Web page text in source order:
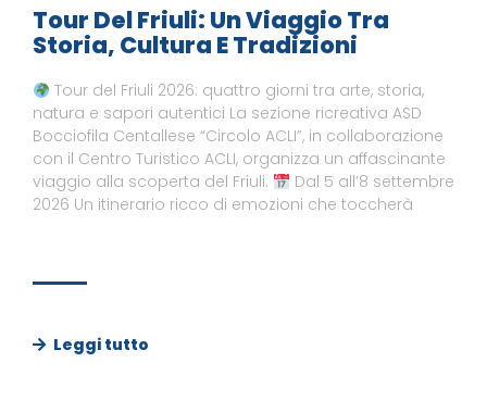
Tour Del Friuli: Un Viaggio Tra
Storia, Cultura E Tradizioni
Tour del Friuli 2026: quattro giorni tra arte, storia,
natura e sapori autentici La sezione ricreativa ASD
Bocciofila Centallese “Circolo ACLI”, in collaborazione
con il Centro Turistico ACLI, organizza un affascinante
viaggio alla scoperta del Friuli.
Dal 5 all’8 settembre
2026 Un itinerario ricco di emozioni che toccherà
Leggi tutto